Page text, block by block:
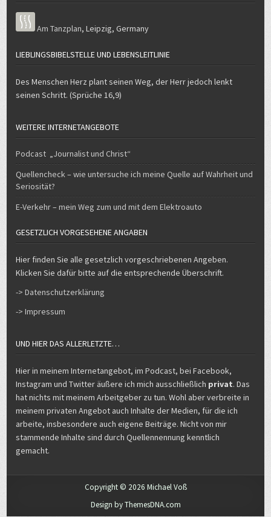
Am Tanzplan,Leipzig,Germany
LIEBLINGSBIBELSTELLE UND LEBENSLEITLINIE
Des Menschen Herz plant seinen Weg, der Herr jedoch lenkt
seinen Schritt. (Sprüche 16,9)
WEITERE INTERNETANGEBOTE
Podcast „Journalist und Christ“
Quellencheck – wie untersuche ich meine Quelle auf Wahrheit und
Seriosität?
E-Verkehr – mein Weg zum und mit dem Elektroauto
GESETZLICH VORGESEHENE ANGABEN
Hier finden Sie alle gesetzlich vorgeschriebenen Angeben.
Klicken Sie dafür bitte auf die entsprechende Überschrift.
-> Datenschutzerklärung
-> Impressum
UND HIER DAS ALLERLETZTE…
Hier in meinem Internetangebot, im Podcast, bei Facebook,
Instagram und Twitter äußere ich mich ausschließlich privat. Das
hat nichts mit meinem Arbeitgeber zu tun. Wohl aber verbreite in
meinem privaten Angebot auch Inhalte der Medien, für die ich
arbeite, insbesondere auch eigene Beiträge. Nicht von mir
stammende Inhalte sind durch Quellennennung kenntlich
gemacht.
Copyright © 2026 Michael Voß
Design by ThemesDNA.com